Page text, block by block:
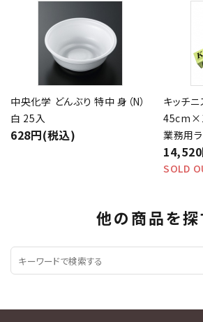
中央化学 どんぶり 特中 身（N）
白 25入
628円(税込)
キッチニ
業務用
SOLD
他の商品を探